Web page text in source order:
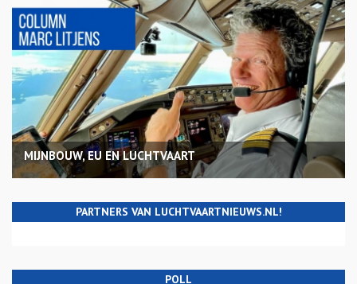
MIJNBOUW, EU EN LUCHTVAART
PARTNERS VAN LUCHTVAARTNIEUWS.NL!
POLL